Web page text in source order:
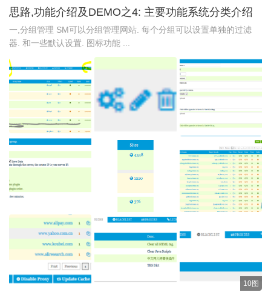
思路,功能介绍及DEMO之4: 主要功能系统分类介绍
一,分组管理 SM可以分组管理网站. 每个分组可以设置单独的过滤
器. 和一些默认设置. 图标功能 ...
10图